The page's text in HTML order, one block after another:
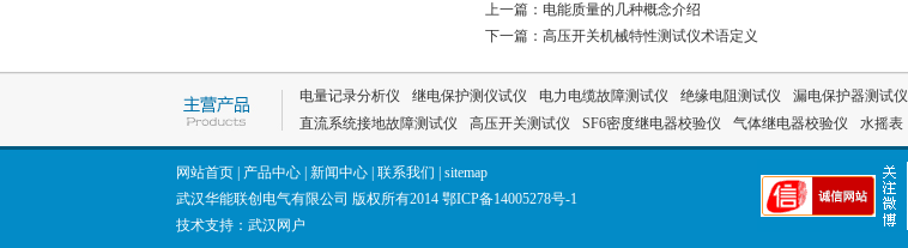
上一篇： 电能质量的几种概念介绍
下一篇： 高压开关机械特性测试仪术语定义
电量记录分析仪 继电保护测仪试仪 电力电缆故障测试仪 绝缘电阻测试仪 漏电保护器测试仪
直流系统接地故障测试仪
高压开关测试仪 SF6密度继电器校验仪 气体继电器校验仪 水摇表
网站首页 产品中心 新闻中心 联系我们
sitemap
武汉华能联创电气有限公司 版权所有2014 鄂ICP备14005278号-1
技术支持： 武汉网户